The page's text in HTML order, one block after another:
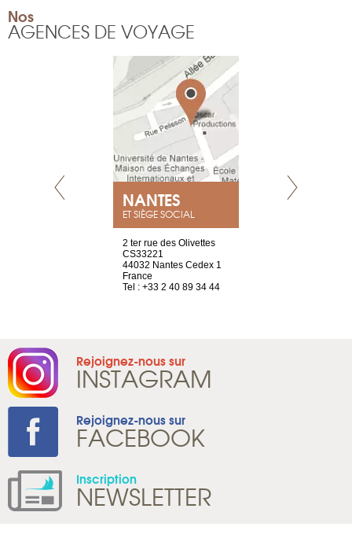
Nos
AGENCES DE VOYAGE
NANTES
ET SIÈGE SOCIAL
2 ter rue des Olivettes
CS33221
44032 Nantes Cedex 1
France
Tel : +33 2 40 89 34 44
Rejoignez-nous sur
INSTAGRAM
Rejoignez-nous sur
FACEBOOK
Inscription
NEWSLETTER